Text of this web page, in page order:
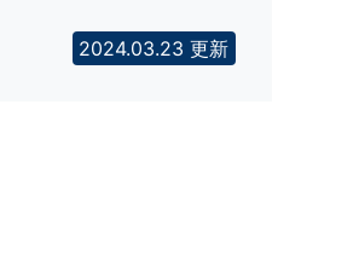
2024.03.23 更新